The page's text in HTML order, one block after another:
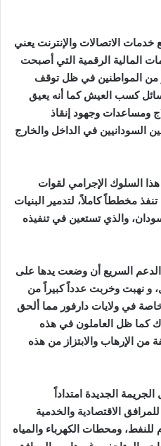
الاتصالات والإنترنت يعني
المالية الرقمية التي أصبحت
من المواطنين في ظل توقف
كسب العيش كما أنه يعيق
ومساعدات وجهود إنقاذ
السودانيين في الداخل والخارج
السلوك الإجرامي لقوات
تنفذ مخططاً كاملاً، لتدمير البنيات
والذي تستعين في تنفيذه
السريع أن وضعت يدها على
و نهبت وخربت عدداً كبيراً من
في ولايات دارفور مما ألحق
كما ظل العاملون في هذه
الإرهاب والابتزاز من هذه
الجديدة امتداداً
الاقتصادية والخدمية
ومحطات الكهرباء والمياه